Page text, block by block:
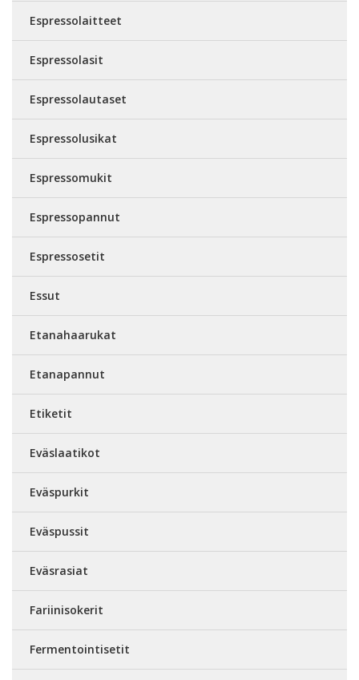
Espressolaitteet
Espressolasit
Espressolautaset
Espressolusikat
Espressomukit
Espressopannut
Espressosetit
Essut
Etanahaarukat
Etanapannut
Etiketit
Eväslaatikot
Eväspurkit
Eväspussit
Eväsrasiat
Fariinisokerit
Fermentointisetit